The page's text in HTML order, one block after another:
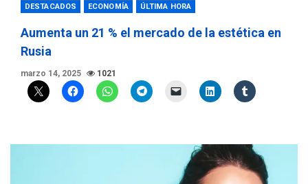
DESTACADOS ECONOMÍA ÚLTIMA HORA
Aumenta un 21 % el mercado de la estética en
Rusia
marzo 14, 2025 1021